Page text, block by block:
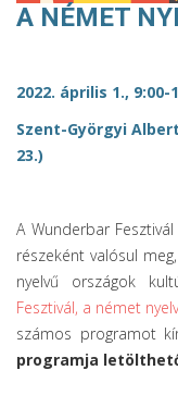
A NÉMET
2022. április 1., 9:00-
Szent-Györgyi
23.)
A Wunderbar
részeként valósul
nyelvű országok
Fesztivál, a német
számos programot
programja